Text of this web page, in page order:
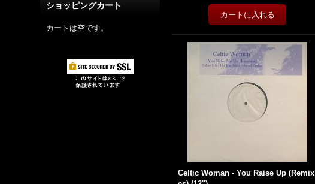
ショッピングカート
カートは空です。
Celtic Woman - You Raise Up (Remix